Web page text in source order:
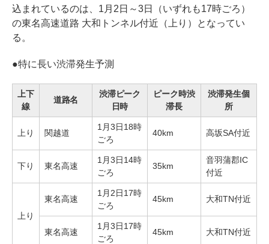
込まれているのは、1月2日～3日（いずれも17時ごろ）
の東名高速道路 大和トンネル付近（上り）となってい
る。
●特に長い渋滞発生予測
上下
線
道路名
渋滞ピーク
日時
ピーク時渋
滞長
渋滞発生個
所
上り 関越道
1月3日18時
ごろ
40km 高坂SA付近
下り 東名高速
1月3日14時
ごろ
35km
音羽蒲郡IC
付近
上り
東名高速
1月2日17時
ごろ
45km 大和TN付近
東名高速
1月3日17時
ごろ
45km 大和TN付近